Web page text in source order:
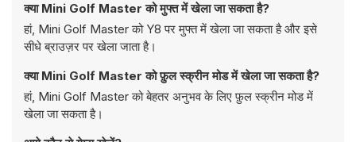
क्या Mini Golf Master को मुफ्त में खेला जा सकता है?
हां, Mini Golf Master को Y8 पर मुफ्त में खेला जा सकता है और इसे
सीधे ब्राउज़र पर खेला जाता है।
क्या Mini Golf Master को फ़ुल स्क्रीन मोड में खेला जा सकता है?
हां, Mini Golf Master को बेहतर अनुभव के लिए फ़ुल स्क्रीन मोड में
खेला जा सकता है।